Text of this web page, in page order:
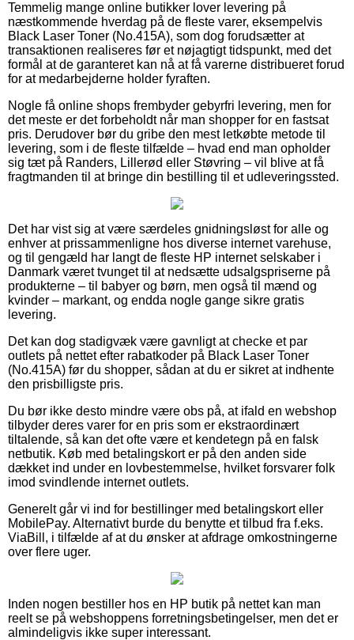
Temmelig mange online butikker lover levering på
næstkommende hverdag på de fleste varer, eksempelvis
Black Laser Toner (No.415A), som dog forudsætter at
transaktionen realiseres før et nøjagtigt tidspunkt, med det
formål at de garanteret kan nå at få varerne distribueret forud
for at medarbejderne holder fyraften.
Nogle få online shops frembyder gebyrfri levering, men for
det meste er det forbeholdt når man shopper for en fastsat
pris. Derudover bør du gribe den mest letkøbte metode til
levering, som i de fleste tilfælde – hvad end man opholder
sig tæt på Randers, Lillerød eller Støvring – vil blive at få
fragtmanden til at bringe din bestilling til et udleveringssted.
Det har vist sig at være særdeles gnidningsløst for alle og
enhver at prissammenligne hos diverse internet varehuse,
og til gengæld har langt de fleste HP internet selskaber i
Danmark været tvunget til at nedsætte udsalgspriserne på
produkterne – til babyer og børn, men også til mænd og
kvinder – markant, og endda nogle gange sikre gratis
levering.
Det kan dog stadigvæk være gavnligt at checke et par
outlets på nettet efter rabatkoder på Black Laser Toner
(No.415A) før du shopper, sådan at du er sikret at indhente
den prisbilligste pris.
Du bør ikke desto mindre være obs på, at ifald en webshop
tilbyder deres varer for en pris som er ekstraordinært
tiltalende, så kan det ofte være et kendetegn på en falsk
netbutik. Køb med betalingskort er på den anden side
dækket ind under en lovbestemmelse, hvilket forsvarer folk
imod svindlende internet outlets.
Generelt går vi ind for bestillinger med betalingskort eller
MobilePay. Alternativt burde du benytte et tilbud fra f.eks.
ViaBill, i tilfælde af at du ønsker at afdrage omkostningerne
over flere uger.
Inden nogen bestiller hos en HP butik på nettet kan man
reelt se på webshoppens forretningsbetingelser, men det er
almindeligvis ikke super interessant.